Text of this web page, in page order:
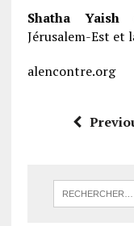
Shatha Yaish
Jérusalem-Est et
alencontre.org